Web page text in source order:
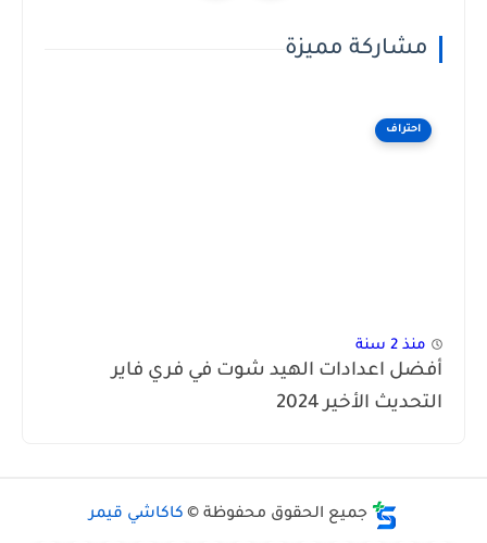
مشاركة مميزة
اعدادات الهيد شوت في فري فاير
الأخير 2024
جميع الحقوق محفوظة ©كاكاشي قيمر